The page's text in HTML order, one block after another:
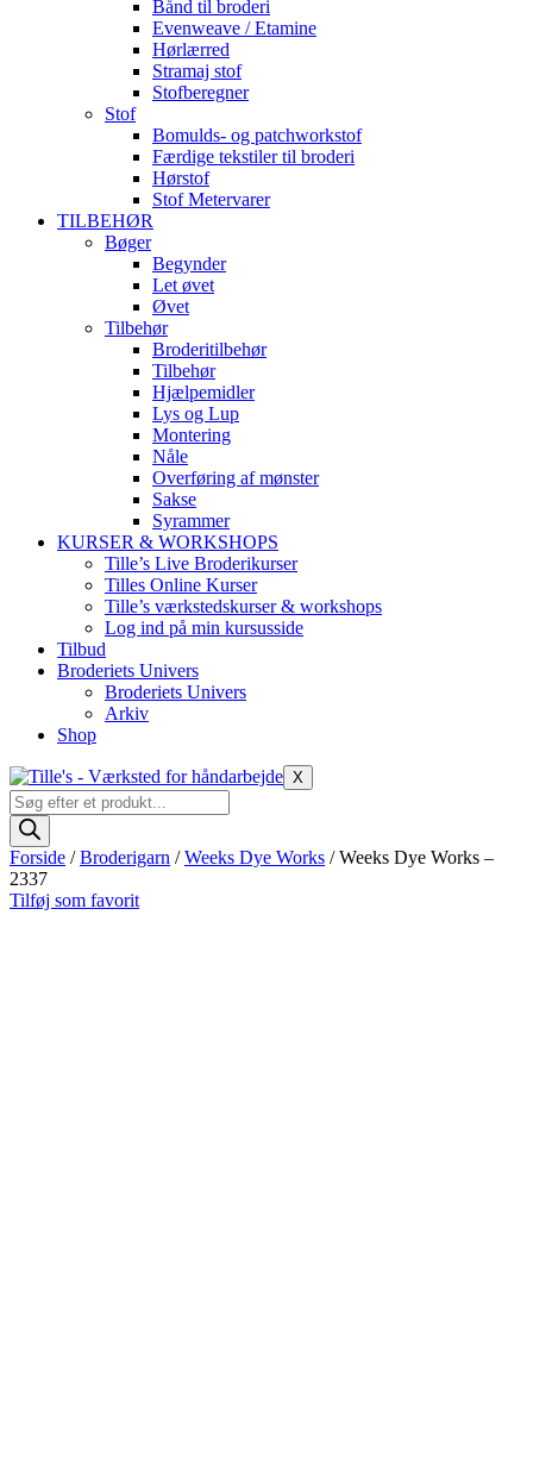
Bånd til broderi
Evenweave / Etamine
Hørlærred
Stramaj stof
Stofberegner
Stof
Bomulds- og patchworkstof
Færdige tekstiler til broderi
Hørstof
Stof Metervarer
TILBEHØR
Bøger
Begynder
Let øvet
Øvet
Tilbehør
Broderitilbehør
Tilbehør
Hjælpemidler
Lys og Lup
Montering
Nåle
Overføring af mønster
Sakse
Syrammer
KURSER & WORKSHOPS
Tille’s Live Broderikurser
Tilles Online Kurser
Tille’s værkstedskurser & workshops
Log ind på min kursusside
Tilbud
Broderiets Univers
Broderiets Univers
Arkiv
Shop
X
Products
search
Forside /Broderigarn /Weeks Dye Works / Weeks Dye Works –
2337
Tilføj som favorit